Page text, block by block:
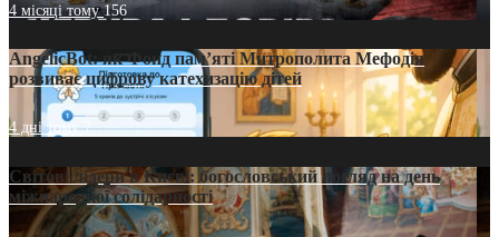
4 місяці тому156
AngelicBot: як Фонд пам’яті Митрополита Мефодія
розвиває цифрову катехизацію дітей
4 дні тому7
Світові лідери в Києві: богословський погляд на день
міжнародної солідарності